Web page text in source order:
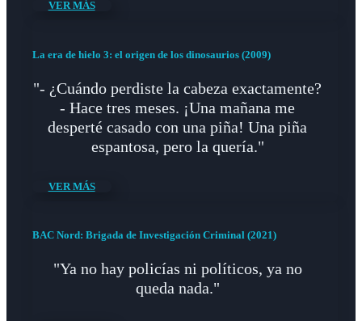
VER MÁS
La era de hielo 3: el origen de los dinosaurios (2009)
"- ¿Cuándo perdiste la cabeza exactamente?
- Hace tres meses. ¡Una mañana me
desperté casado con una piña! Una piña
espantosa, pero la quería."
VER MÁS
BAC Nord: Brigada de Investigación Criminal (2021)
"Ya no hay policías ni políticos, ya no
queda nada."